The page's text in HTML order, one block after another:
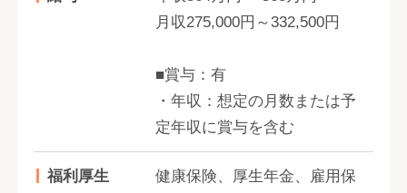
月収275,000円～332,500円
■賞与：有
・年収：想定の月数または予
定年収に賞与を含む
福利厚生
健康保険、厚生年金、雇用保